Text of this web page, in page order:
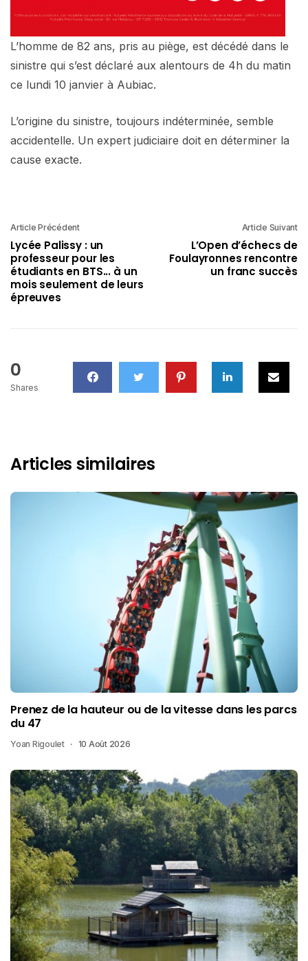
L’homme de 82 ans, pris au piège, est décédé dans le
sinistre qui s’est déclaré aux alentours de 4h du matin
ce lundi 10 janvier à Aubiac.
L’origine du sinistre, toujours indéterminée, semble
accidentelle. Un expert judiciaire doit en déterminer la
cause exacte.
Article Précédent
Lycée Palissy : un
professeur pour les
étudiants en BTS... à un
mois seulement de leurs
épreuves
Article Suivant
L’Open d’échecs de
Foulayronnes rencontre
un franc succès
0
Shares
Articles similaires
Prenez de la hauteur ou de la vitesse dans les parcs
du 47
Yoan Rigoulet 10 Août 2026